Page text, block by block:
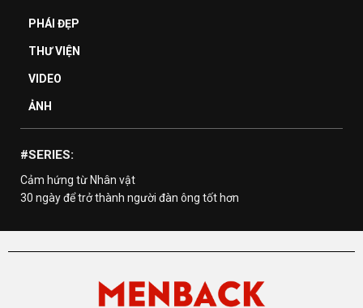
PHÁI ĐẸP
THƯ VIỆN
VIDEO
ẢNH
#SERIES:
Cảm hứng từ Nhân vật
30 ngày để trở thành người đàn ông tốt hơn